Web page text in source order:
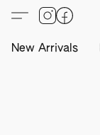
New Arrivals